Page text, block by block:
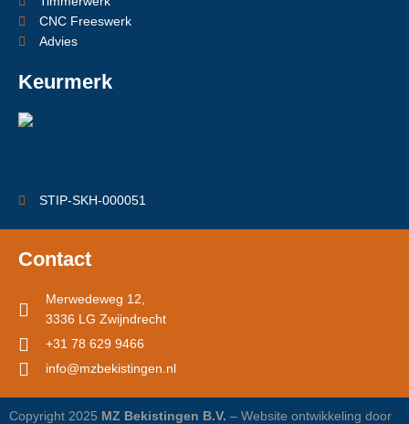
CNC Freeswerk
Advies
Keurmerk
STIP-SKH-000051
Contact
Merwedeweg 12,
3336 LG Zwijndrecht
+31 78 629 9466
info@mzbekistingen.nl
Copyright 2025 MZ Bekistingen B.V. – Website ontwikkeling door